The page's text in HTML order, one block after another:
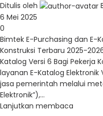
Ditulis oleh
6 Mei 2025
0
Bimtek E-Purchasing dan E-
Konstruksi Terbaru 2025-
Katalog Versi 6 Bagi Pekerja
layanan E-Katalog
jasa pemerintah melalui
Elektronik”),...
Lanjutkan membaca